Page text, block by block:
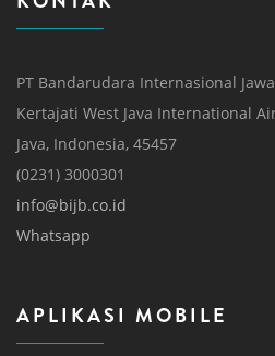
PT Bandarudara Internasional
Kertajati West Java International
Java, Indonesia, 45457
(0231) 3000301
info@bijb.co.id
Whatsapp
APLIKASI MOBILE